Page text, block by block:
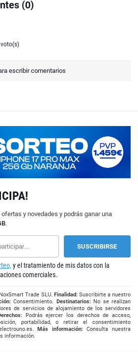
(0)
voto(s)
escribir comentarios
y novedades y podrás ganar una
.
y el tratamiento de mis datos con la
comerciales.
NoxSmart Trade SLU. Finalidad:Suscribirte a nuestro
Consentimiento. Destinatarios:No se realizan
de servicios de alojamiento de los servidores
Podrás ejercer los derechos de acceso,
portabilidad, o retirar el consentimiento
.Más información:Consulta nuestra
información.